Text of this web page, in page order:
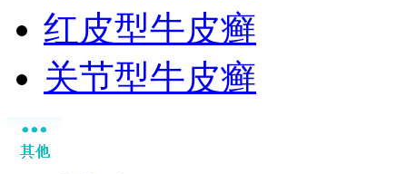
红皮型牛皮癣
关节型牛皮癣